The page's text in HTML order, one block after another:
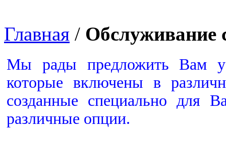
Главная / Обслуживание
Мы рады предложить Вам
которые включены в
созданные специально для
различные опции.